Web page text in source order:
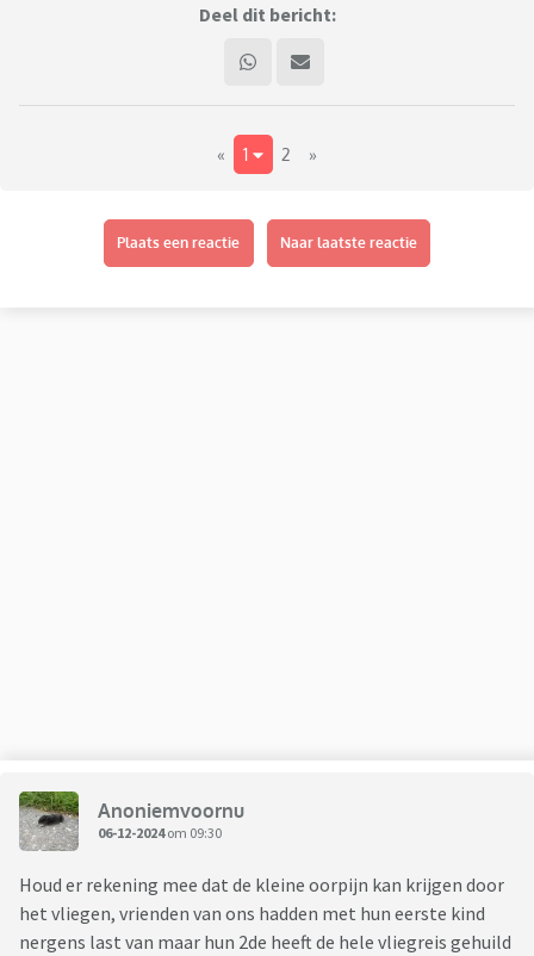
Deel dit bericht:
« 1 2 »
Plaats een reactie Naar laatste reactie
Anoniemvoornu
06-12-2024om 09:30
Houd er rekening mee dat de kleine oorpijn kan krijgen door
het vliegen, vrienden van ons hadden met hun eerste kind
nergens last van maar hun 2de heeft de hele vliegreis gehuild